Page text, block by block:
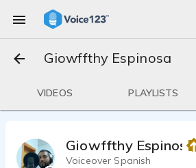
Giowffthy Espinosa
VIDEOS PLAYLISTS
Giowffthy Espinosa
Voiceover Spanish